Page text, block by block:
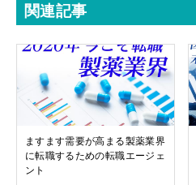
関連記事
ますます需要が高まる製薬業界
に転職するための転職エージェ
ント